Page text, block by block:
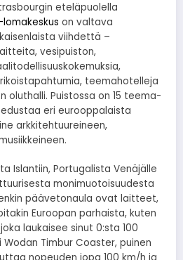
eteläpuolella
on valtava
viihdettä –
vesipuiston,
teemahotelleja
oluthalli. Puistossa on 15 teema-
eri eurooppalaista
arkkitehtuureineen,
Islantiin, Portugalista Venäjälle
monimuotoisuudesta
päävetonaula ovat laitteet,
Euroopan parhaista, kuten
laukaisee sinut 0:sta 100
Wodan Timbur Coaster, puinen
nopeuden jopa 100 km/h ja